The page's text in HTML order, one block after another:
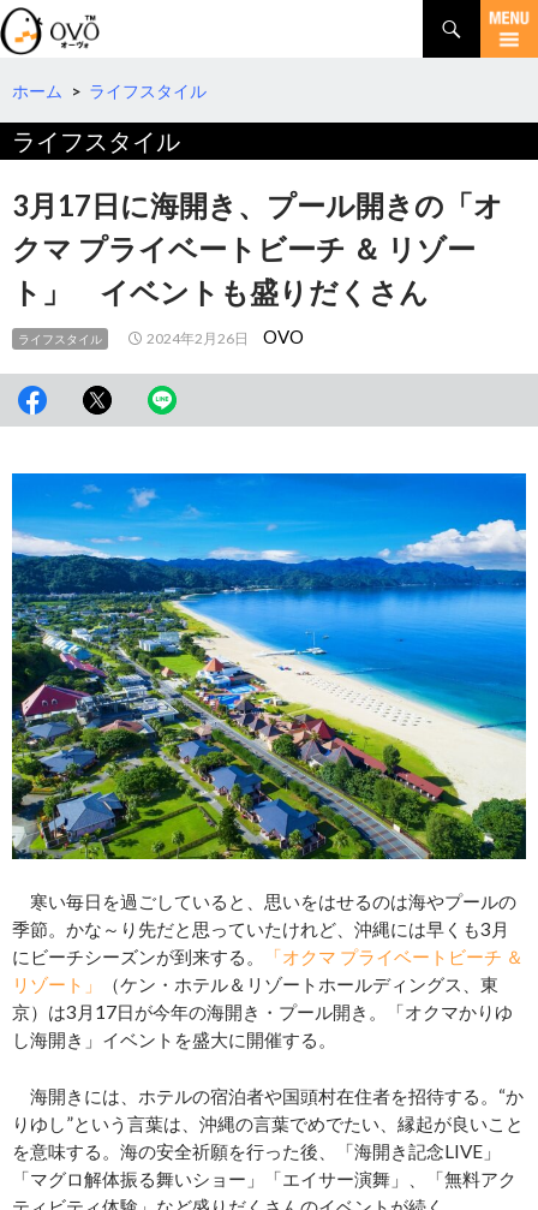
検
索
コ
テ
ツ
へ
動
ホーム > ライフスタイル
ライフスタイル
3月17日に海開き、プール開きの「オ
クマ プライベートビーチ ＆ リゾー
ト」 イベントも盛りだくさん
ライフスタイル 2024年2月26日 OVO
寒い毎日を過ごしていると、思いをはせるのは海やプールの
季節。かな～り先だと思っていたけれど、沖縄には早くも3月
にビーチシーズンが到来する。
「オクマ プライベートビーチ ＆
リゾート」
（ケン・ホテル＆リゾートホールディングス、東
京）は3月17日が今年の海開き・プール開き。「オクマかりゆ
し海開き」イベントを盛大に開催する。
海開きには、ホテルの宿泊者や国頭村在住者を招待する。“か
りゆし”という言葉は、沖縄の言葉でめでたい、縁起が良いこと
を意味する。海の安全祈願を行った後、「海開き記念LIVE」
「マグロ解体振る舞いショー」「エイサー演舞」、「無料アク